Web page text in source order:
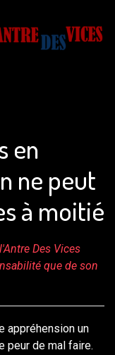
en
ne peut
à moitié
Des Vices
que de son
appréhension un
peur de mal faire.